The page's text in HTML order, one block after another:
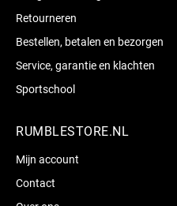
Retourneren
Bestellen, betalen en bezorgen
Service, garantie en klachten
Sportschool
RUMBLESTORE.NL
Mijn account
Contact